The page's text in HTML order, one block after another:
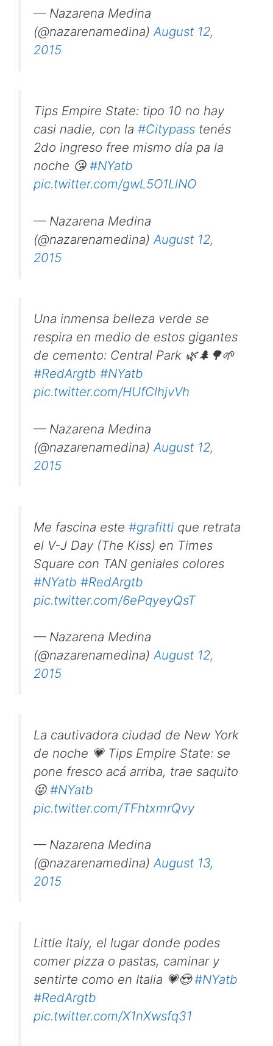
— Nazarena Medina
(@nazarenamedina) August 12,
2015
Tips Empire State: tipo 10 no hay
casi nadie, con la #Citypass tenés
2do ingreso free mismo día pa la
noche 😘 #NYatb
pic.twitter.com/gwL5O1LlNO
— Nazarena Medina
(@nazarenamedina) August 12,
2015
Una inmensa belleza verde se
respira en medio de estos gigantes
de cemento: Central Park 🌿🌲🌳🌱
#RedArgtb #NYatb
pic.twitter.com/HUfClhjvVh
— Nazarena Medina
(@nazarenamedina)August 12,
2015
Me fascina este #grafitti que retrata
el V-J Day (The Kiss) en Times
Square con TAN geniales colores
#NYatb #RedArgtb
pic.twitter.com/6ePqyeyQsT
— Nazarena Medina
(@nazarenamedina)August 12,
2015
La cautivadora ciudad de New York
de noche 💗 Tips Empire State: se
pone fresco acá arriba, trae saquito
😜 #NYatb
pic.twitter.com/TFhtxmrQvy
— Nazarena Medina
(@nazarenamedina)August 13,
2015
Little Italy, el lugar donde podes
comer pizza o pastas, caminar y
sentirte como en Italia 💗😍#NYatb
#RedArgtb
pic.twitter.com/X1nXwsfq31